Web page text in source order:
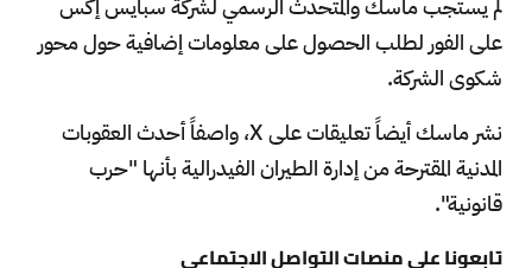
على الفور لطلب الحصول على معلومات إضافية حول محور
شكوى الشركة.
نشر ماسك أيضاً تعليقات على X، واصفاً أحدث العقوبات
المدنية المقترحة من إدارة الطيران الفيدرالية بأنها "حرب
قانونية".
تابعونا على منصات التواصل الاجتماعي